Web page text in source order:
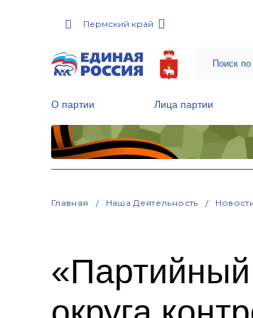
Пермский край
О партии Лица партии
Главная Наша Деятельность
«Партийный